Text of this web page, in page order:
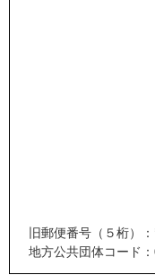
旧郵便番号（５桁）
地方公共団体コード